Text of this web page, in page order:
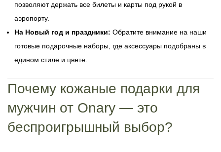
позволяют держать все билеты и карты под рукой в
аэропорту.
На Новый год и праздники: Обратите внимание на наши
готовые подарочные наборы, где аксессуары подобраны в
едином стиле и цвете.
Почему кожаные подарки для
мужчин от Onary — это
беспроигрышный выбор?